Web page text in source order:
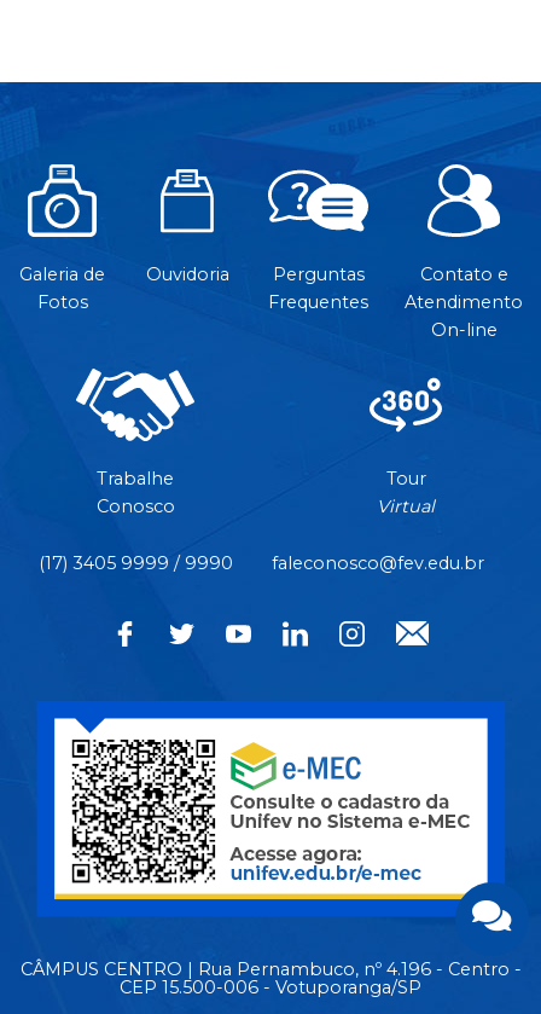
Galeria de
Fotos
Ouvidoria
Perguntas
Frequentes
Contato e
Atendimento
On-line
Trabalhe
Conosco
Tour
Virtual
(17) 3405 9999 / 9990 faleconosco@fev.edu.br
CÂMPUS CENTRO | Rua Pernambuco, nº 4.196 - Centro -
CEP 15.500-006 - Votuporanga/SP